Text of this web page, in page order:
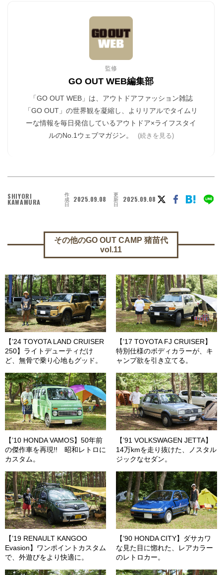
監修
GO OUT WEB編集部
「GO OUT WEB」は、アウトドアファッション雑誌
「GO OUT」の世界観を凝縮し、よりリアルでタイムリ
ーな情報を毎日発信しているアウトドア×ライフスタイ
ルのNo.1ウェブマガジン。
(続きを見る)
SHIYORI
KAWAMURA
作
成
日
2025.09.08 更
新
日
2025.09.08
その他のGO OUT CAMP 猪苗代
vol.11
【’24 TOYOTA LAND CRUISER
250】ライトデューティだけ
ど、無骨で乗り心地もグッド。
【’17 TOYOTA FJ CRUISER】
特別仕様のボディカラーが、キ
ャンプ欲を引き立てる。
【’10 HONDA VAMOS】50年前
の傑作車を再現!! 昭和レトロに
カスタム。
【’91 VOLKSWAGEN JETTA】
14万kmを走り抜けた、ノスタル
ジックなセダン。
【’19 RENAULT KANGOO
Evasion】ワンポイントカスタム
で、外遊びをより快適に。
【’90 HONDA CITY】ダサカワ
な見た目に惚れた、レアカラー
のレトロカー。